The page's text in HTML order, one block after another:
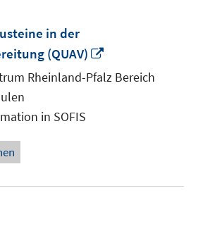
in der
(QUAV)
neuem
Fenster
Rheinland-Pfalz Bereich
in SOFIS